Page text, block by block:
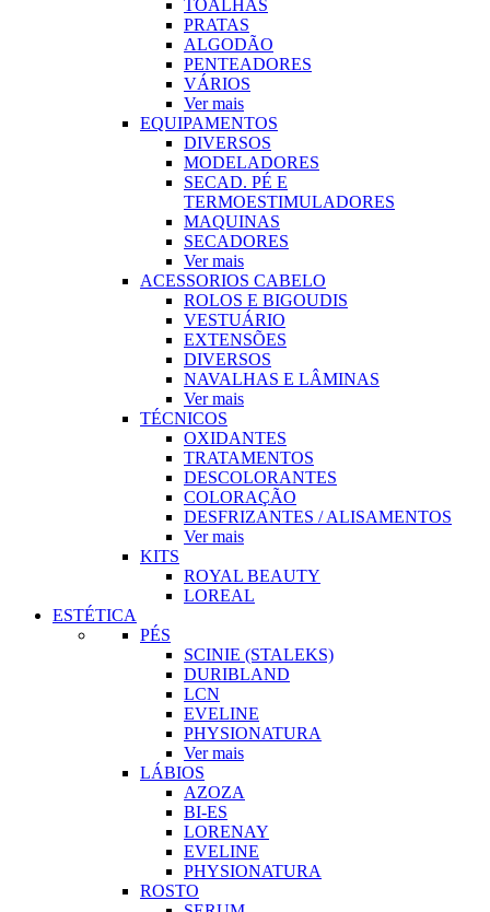
TOALHAS
PRATAS
ALGODÃO
PENTEADORES
VÁRIOS
Ver mais
EQUIPAMENTOS
DIVERSOS
MODELADORES
SECAD. PÉ E
TERMOESTIMULADORES
MAQUINAS
SECADORES
Ver mais
ACESSORIOS CABELO
ROLOS E BIGOUDIS
VESTUÁRIO
EXTENSÕES
DIVERSOS
NAVALHAS E LÂMINAS
Ver mais
TÉCNICOS
OXIDANTES
TRATAMENTOS
DESCOLORANTES
COLORAÇÃO
DESFRIZANTES / ALISAMENTOS
Ver mais
KITS
ROYAL BEAUTY
LOREAL
ESTÉTICA
PÉS
SCINIE (STALEKS)
DURIBLAND
LCN
EVELINE
PHYSIONATURA
Ver mais
LÁBIOS
AZOZA
BI-ES
LORENAY
EVELINE
PHYSIONATURA
ROSTO